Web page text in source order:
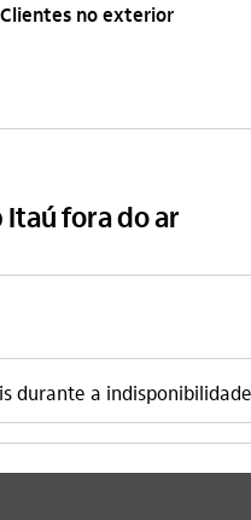
no exterior
fora do ar
durante a